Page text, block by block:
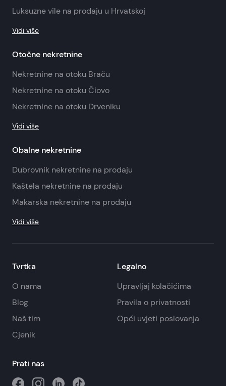
Luksuzne vile na prodaju u Hrvatskoj
Vidi više
Otočne nekretnine
Nekretnine na otoku Braču
Nekretnine na otoku Čiovo
Nekretnine na otoku Drveniku
Vidi više
Obalne nekretnine
Dubrovnik nekretnine na prodaju
Kaštela nekretnine na prodaju
Makarska nekretnine na prodaju
Vidi više
Tvrtka
O nama
Blog
Naš tim
Cjenik
Legalno
Upravljaj kolačićima
Pravila o privatnosti
Opći uvjeti poslovanja
Prati nas